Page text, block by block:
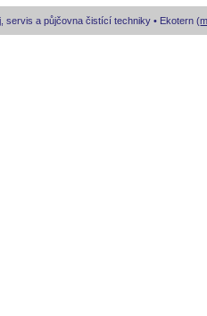
servis a půjčovna čistící techniky • Ekotern (